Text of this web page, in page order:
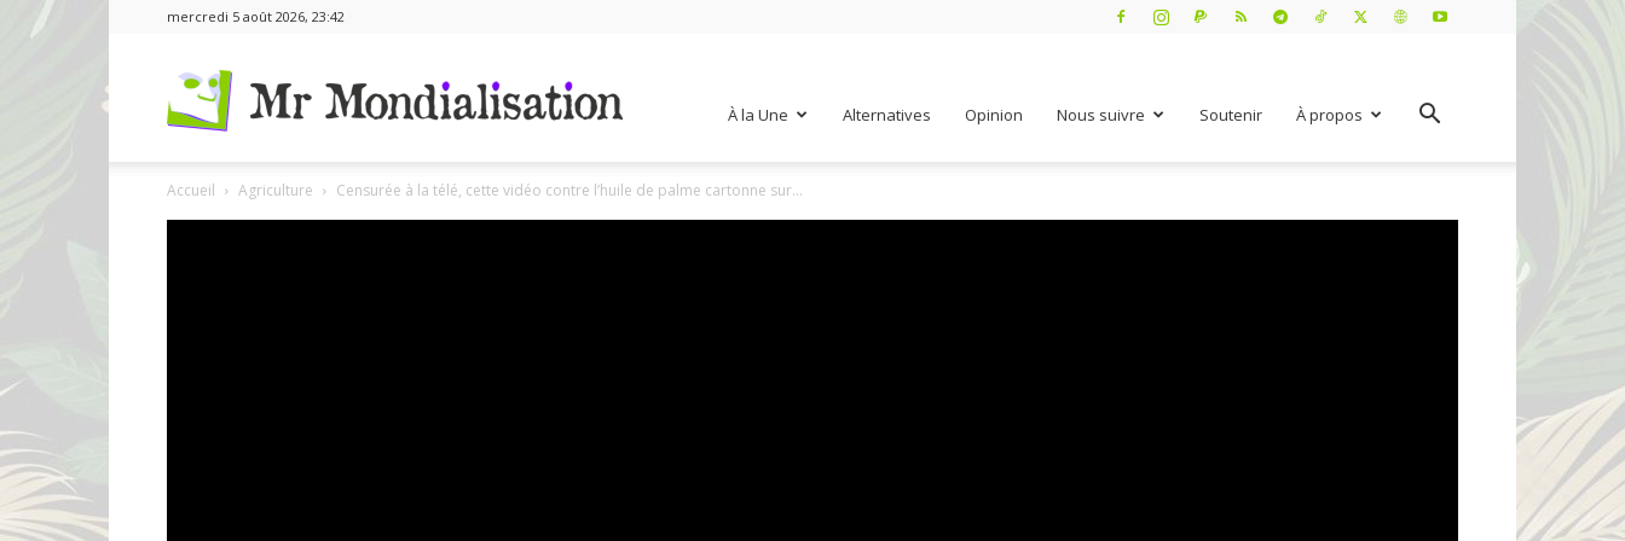
mercredi 5 août 2026, 23:42
Mondialisation
À la Une Alternatives Opinion Nous suivre Soutenir À propos
Accueil Agriculture Censurée à la télé, cette vidéo contre l’huile de palme cartonne sur...